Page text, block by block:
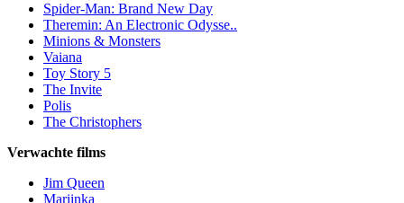
Spider-Man: Brand New Day
Theremin: An Electronic Odysse..
Minions & Monsters
Vaiana
Toy Story 5
The Invite
Polis
The Christophers
Verwachte films
Jim Queen
Mariinka